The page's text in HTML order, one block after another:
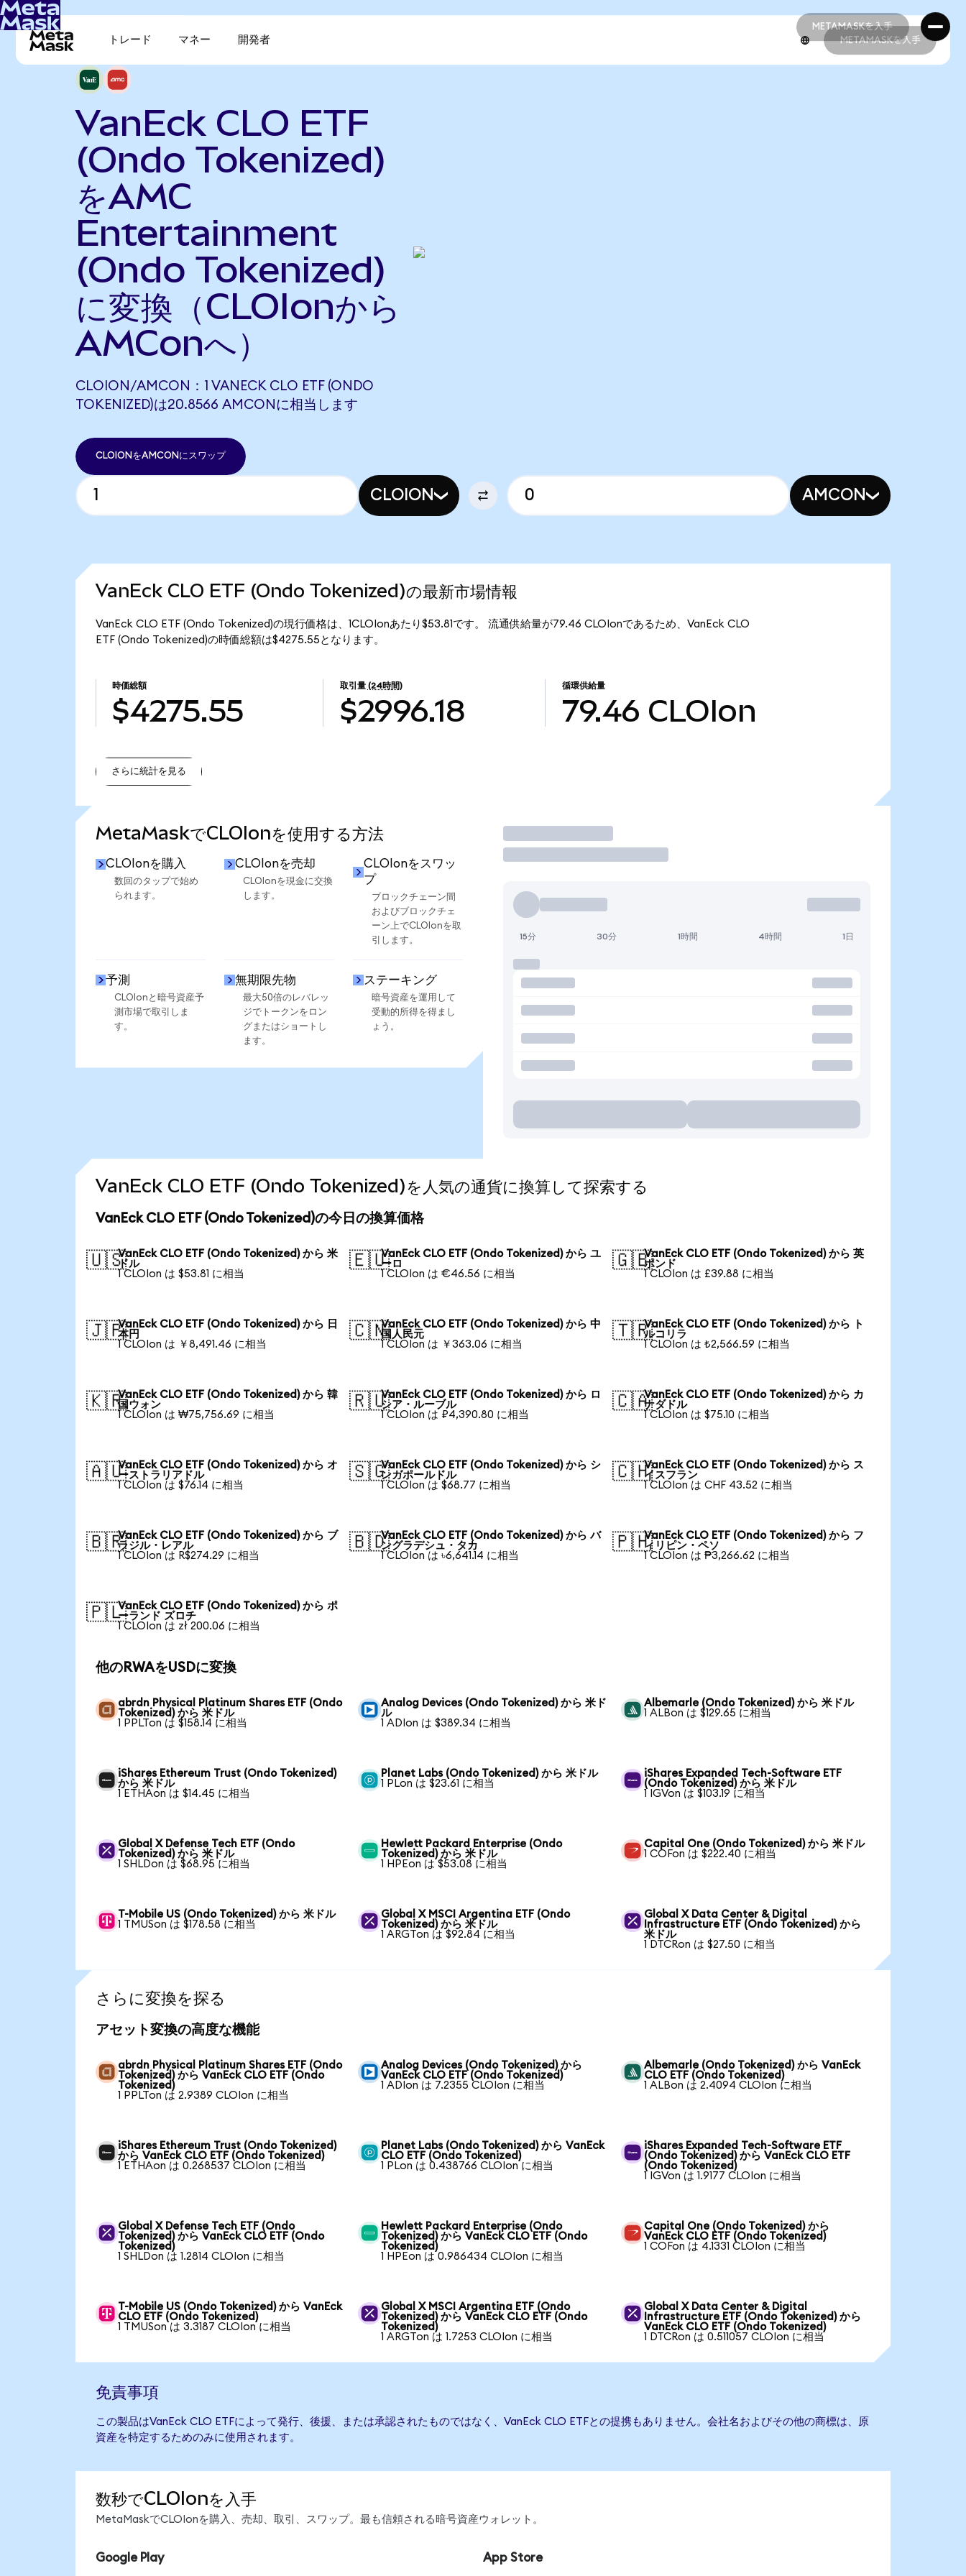
METAMASKを入手
METAMASKを入手
トレード マネー 開発者 METAMASKを入手
VanEck CLO ETF
(Ondo Tokenized)
をAMC
Entertainment
(Ondo Tokenized)
に変換（CLOIonから
AMConへ）
CLOION/AMCON：1 VANECK CLO ETF (ONDO
TOKENIZED)は20.8566 AMCONに相当します
CLOIONをAMCONにスワップ
CLOION AMCON
VanEck CLO ETF (Ondo Tokenized)の最新市場情報
VanEck CLO ETF (Ondo Tokenized)の現行価格は、1CLOIonあたり$53.81です。 流通供給量が79.46 CLOIonであるため、VanEck CLO
ETF (Ondo Tokenized)の時価総額は$4275.55となります。
時価総額
$4275.55
取引量 (24時間)
$2996.18
循環供給量
79.46 CLOIon
さらに統計を見る
MetaMaskでCLOIonを使用する方法
CLOIonを購入
数回のタップで始め
られます。
CLOIonを売却
CLOIonを現金に交換
します。
CLOIonをスワッ
プ
ブロックチェーン間
およびブロックチェ
ーン上でCLOIonを取
引します。
予測
CLOIonと暗号資産予
測市場で取引しま
す。
無期限先物
最大50倍のレバレッ
ジでトークンをロン
グまたはショートし
ます。
ステーキング
暗号資産を運用して
受動的所得を得まし
ょう。
取引
15分 30分 1時間 4時間 1日
VanEck CLO ETF (Ondo Tokenized)を人気の通貨に換算して探索する
VanEck CLO ETF (Ondo Tokenized)の今日の換算価格
🇺🇸VanEck CLO ETF (Ondo Tokenized) から 米
ドル
1 CLOIon は $53.81 に相当
🇪🇺VanEck CLO ETF (Ondo Tokenized) から ユ
ーロ
1 CLOIon は €46.56 に相当
🇬🇧VanEck CLO ETF (Ondo Tokenized) から 英
ポンド
1 CLOIon は £39.88 に相当
🇯🇵VanEck CLO ETF (Ondo Tokenized) から 日
本円
1 CLOIon は ￥8,491.46 に相当
🇨🇳VanEck CLO ETF (Ondo Tokenized) から 中
国人民元
1 CLOIon は ￥363.06 に相当
🇹🇷VanEck CLO ETF (Ondo Tokenized) から ト
ルコリラ
1 CLOIon は ₺2,566.59 に相当
🇰🇷VanEck CLO ETF (Ondo Tokenized) から 韓
国ウォン
1 CLOIon は ₩75,756.69 に相当
🇷🇺VanEck CLO ETF (Ondo Tokenized) から ロ
シア・ルーブル
1 CLOIon は ₽4,390.80 に相当
🇨🇦VanEck CLO ETF (Ondo Tokenized) から カ
ナダドル
1 CLOIon は $75.10 に相当
🇦🇺VanEck CLO ETF (Ondo Tokenized) から オ
ーストラリアドル
1 CLOIon は $76.14 に相当
🇸🇬VanEck CLO ETF (Ondo Tokenized) から シ
ンガポールドル
1 CLOIon は $68.77 に相当
🇨🇭VanEck CLO ETF (Ondo Tokenized) から ス
イスフラン
1 CLOIon は CHF 43.52 に相当
🇧🇷VanEck CLO ETF (Ondo Tokenized) から ブ
ラジル・レアル
1 CLOIon は R$274.29 に相当
🇧🇩VanEck CLO ETF (Ondo Tokenized) から バ
ングラデシュ・タカ
1 CLOIon は ৳6,641.14 に相当
🇵🇭VanEck CLO ETF (Ondo Tokenized) から フ
ィリピン・ペソ
1 CLOIon は ₱3,266.62 に相当
🇵🇱VanEck CLO ETF (Ondo Tokenized) から ポ
ーランド ズロチ
1 CLOIon は zł 200.06 に相当
他のRWAをUSDに変換
abrdn Physical Platinum Shares ETF (Ondo
Tokenized) から 米ドル
1 PPLTon は $158.14 に相当
Analog Devices (Ondo Tokenized) から 米ド
ル
1 ADIon は $389.34 に相当
Albemarle (Ondo Tokenized) から 米ドル
1 ALBon は $129.65 に相当
iShares Ethereum Trust (Ondo Tokenized)
から 米ドル
1 ETHAon は $14.45 に相当
Planet Labs (Ondo Tokenized) から 米ドル
1 PLon は $23.61 に相当
iShares Expanded Tech-Software ETF
(Ondo Tokenized) から 米ドル
1 IGVon は $103.19 に相当
Global X Defense Tech ETF (Ondo
Tokenized) から 米ドル
1 SHLDon は $68.95 に相当
Hewlett Packard Enterprise (Ondo
Tokenized) から 米ドル
1 HPEon は $53.08 に相当
Capital One (Ondo Tokenized) から 米ドル
1 COFon は $222.40 に相当
T-Mobile US (Ondo Tokenized) から 米ドル
1 TMUSon は $178.58 に相当
Global X MSCI Argentina ETF (Ondo
Tokenized) から 米ドル
1 ARGTon は $92.84 に相当
Global X Data Center & Digital
Infrastructure ETF (Ondo Tokenized) から
米ドル
1 DTCRon は $27.50 に相当
さらに変換を探る
アセット変換の高度な機能
abrdn Physical Platinum Shares ETF (Ondo
Tokenized) から VanEck CLO ETF (Ondo
Tokenized)
1 PPLTon は 2.9389 CLOIon に相当
Analog Devices (Ondo Tokenized) から
VanEck CLO ETF (Ondo Tokenized)
1 ADIon は 7.2355 CLOIon に相当
Albemarle (Ondo Tokenized) から VanEck
CLO ETF (Ondo Tokenized)
1 ALBon は 2.4094 CLOIon に相当
iShares Ethereum Trust (Ondo Tokenized)
から VanEck CLO ETF (Ondo Tokenized)
1 ETHAon は 0.268537 CLOIon に相当
Planet Labs (Ondo Tokenized) から VanEck
CLO ETF (Ondo Tokenized)
1 PLon は 0.438766 CLOIon に相当
iShares Expanded Tech-Software ETF
(Ondo Tokenized) から VanEck CLO ETF
(Ondo Tokenized)
1 IGVon は 1.9177 CLOIon に相当
Global X Defense Tech ETF (Ondo
Tokenized) から VanEck CLO ETF (Ondo
Tokenized)
1 SHLDon は 1.2814 CLOIon に相当
Hewlett Packard Enterprise (Ondo
Tokenized) から VanEck CLO ETF (Ondo
Tokenized)
1 HPEon は 0.986434 CLOIon に相当
Capital One (Ondo Tokenized) から
VanEck CLO ETF (Ondo Tokenized)
1 COFon は 4.1331 CLOIon に相当
T-Mobile US (Ondo Tokenized) から VanEck
CLO ETF (Ondo Tokenized)
1 TMUSon は 3.3187 CLOIon に相当
Global X MSCI Argentina ETF (Ondo
Tokenized) から VanEck CLO ETF (Ondo
Tokenized)
1 ARGTon は 1.7253 CLOIon に相当
Global X Data Center & Digital
Infrastructure ETF (Ondo Tokenized) から
VanEck CLO ETF (Ondo Tokenized)
1 DTCRon は 0.511057 CLOIon に相当
免責事項
この製品はVanEck CLO ETFによって発行、後援、または承認されたものではなく、VanEck CLO ETFとの提携もありません。会社名およびその他の商標は、原
資産を特定するためのみに使用されます。
数秒でCLOIonを入手
MetaMaskでCLOIonを購入、売却、取引、スワップ。最も信頼される暗号資産ウォレット。
Google Play App Store